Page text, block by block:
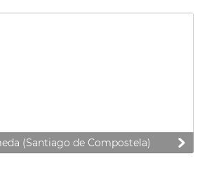
(Santiago de Compostela)